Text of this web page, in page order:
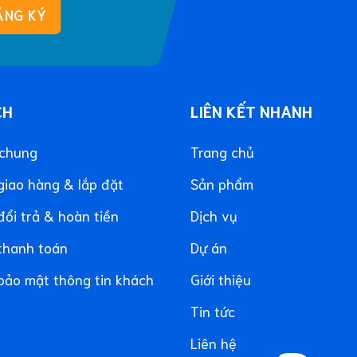
hàng & lắp đặt
trả & hoàn tiền
toán
mật thông tin khách
LIÊN KẾT NHANH
Trang chủ
Sản phẩm
Dịch vụ
Dự án
Giới thiệu
Tin tức
Liên hệ